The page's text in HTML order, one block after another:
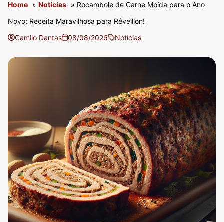
Home » Notícias » Rocambole de Carne Moída para o Ano
Novo: Receita Maravilhosa para Réveillon!
Camilo Dantas
08/08/2026 Notícias